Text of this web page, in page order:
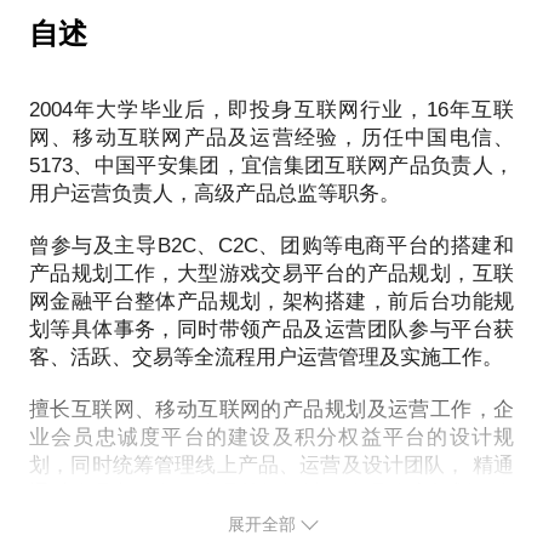
成熟的可借鉴的方法可以参考，我能帮助到您迅速的
会什么，具体做到哪些方面才能成为一名合格的进阶
自述
2004年大学毕业后，即投身互联网行业，16年互联
网、移动互联网产品及运营经验，历任中国电信、
5173、中国平安集团，宜信集团互联网产品负责人，
用户运营负责人，高级产品总监等职务。
曾参与及主导B2C、C2C、团购等电商平台的搭建和
产品规划工作，大型游戏交易平台的产品规划，互联
网金融平台整体产品规划，架构搭建，前后台功能规
划等具体事务，同时带领产品及运营团队参与平台获
客、活跃、交易等全流程用户运营管理及实施工作。
擅长互联网、移动互联网的产品规划及运营工作，企
业会员忠诚度平台的建设及积分权益平台的设计规
划，同时统筹管理线上产品、运营及设计团队， 精通
员圈层运营等实施路径和经验。
展开全部